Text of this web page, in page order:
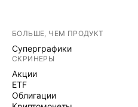
БОЛЬШЕ, ЧЕМ ПРОДУКТ
Суперграфики
СКРИНЕРЫ
Акции
ETF
Облигации